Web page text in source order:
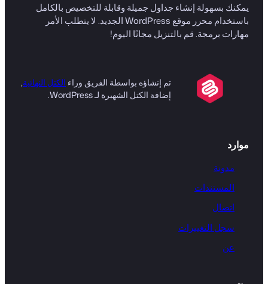
يمكنك بسهولة إنشاء جداول جميلة وقابلة للتخصيص بالكامل
باستخدام محرر موقع WordPress الجديد. لا يتطلب الأمر
مهارات برمجة. قم بالتنزيل مجانًا اليوم!
تم إنشاؤه بواسطة الفريق وراء الكتل النهائية,
إضافة الكتل الشهيرة لـ WordPress.
موارد
مدونة
المستندات
اتصال
سجل التغييرات
عن